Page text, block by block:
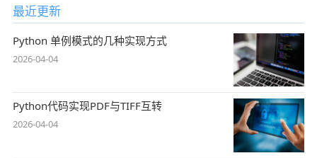
最近更新
Python 单例模式的几种实现方式
2026-04-04
Python代码实现PDF与TIFF互转
2026-04-04